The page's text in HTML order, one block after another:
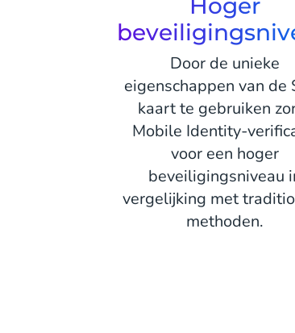
Hoger
Door de unieke
eigenschappen van de
kaart te gebruiken
Mobile Identity-
voor een hoger
beveiligingsniveau
vergelijking met
methoden.